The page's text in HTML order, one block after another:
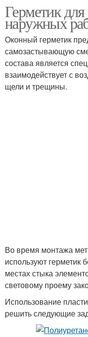
деревянных окон
Деревянные окна
Герметик
наружных
Оконный герметик
самозастывающую
состава является
взаимодействует с
щели и трещины.
Во время монтажа
используют герметик
местах стыка
световому проему
Использование
решить следующие